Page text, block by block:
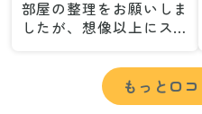
部屋の整理をお願いしま
したが、想像以上にスム
が集めた物や古い家具が
多く、自分たちだけでは
どうにもならない状態で
もっと口